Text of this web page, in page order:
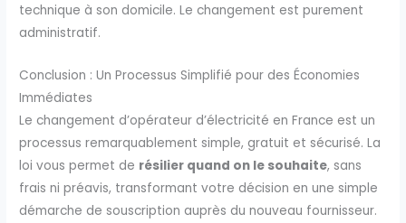
technique à son domicile. Le changement est purement
administratif.
Conclusion : Un Processus Simplifié pour des Économies
Immédiates
Le changement d’opérateur d’électricité en France est un
processus remarquablement simple, gratuit et sécurisé. La
loi vous permet de résilier quand on le souhaite, sans
frais ni préavis, transformant votre décision en une simple
démarche de souscription auprès du nouveau fournisseur.